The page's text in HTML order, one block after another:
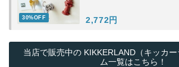
30%OFF 2,772円
当店で販売中の KIKKERLAND（キッカ
ム一覧はこちら！